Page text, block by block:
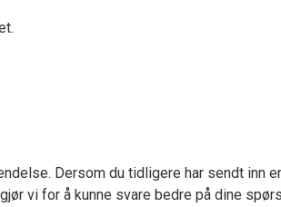
Dersom du tidligere har sendt inn
vi for å kunne svare bedre på dine